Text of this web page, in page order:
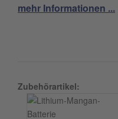
mehr Informationen ...
Zubehörartikel: